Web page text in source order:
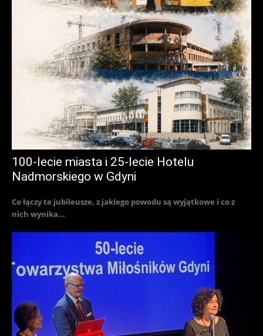
100-lecie miasta i 25-lecie Hotelu
Nadmorskiego w Gdyni
Co łączy te jubileusze, z jakiego powodu są wyjątkowe i co z
nich wynika...